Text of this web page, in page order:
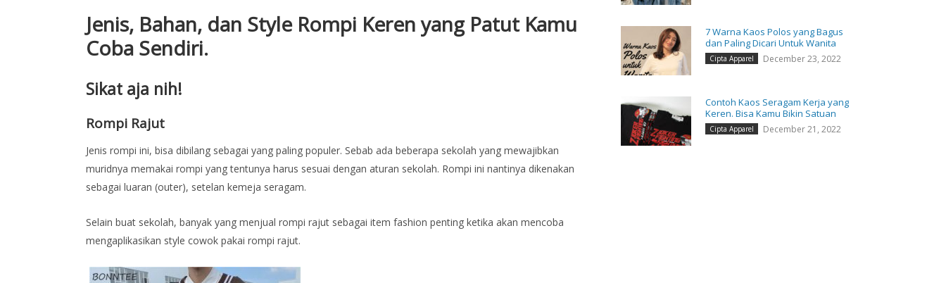
Jenis, Bahan, dan Style Rompi Keren yang Patut Kamu
Coba Sendiri.
Sikat aja nih!
Rompi Rajut
Jenis rompi ini, bisa dibilang sebagai yang paling populer. Sebab ada beberapa sekolah yang mewajibkan
muridnya memakai rompi yang tentunya harus sesuai dengan aturan sekolah. Rompi ini nantinya dikenakan
sebagai luaran (outer), setelan kemeja seragam.
Selain buat sekolah, banyak yang menjual rompi rajut sebagai item fashion penting ketika akan mencoba
mengaplikasikan style cowok pakai rompi rajut.
7 Warna Kaos Polos yang Bagus
dan Paling Dicari Untuk Wanita
Cipta Apparel December 23, 2022
Contoh Kaos Seragam Kerja yang
Keren. Bisa Kamu Bikin Satuan
Cipta Apparel December 21, 2022